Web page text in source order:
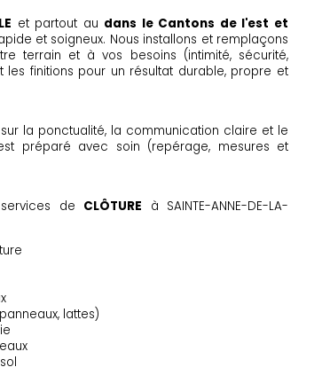
et partout au dans le Cantons de l'est et
et soigneux. Nous installons et remplaçons
terrain et à vos besoins (intimité, sécurité,
les finitions pour un résultat durable, propre et
la ponctualité, la communication claire et le
préparé avec soin (repérage, mesures et
de CLÔTURE à SAINTE-ANNE-DE-LA-
lattes)